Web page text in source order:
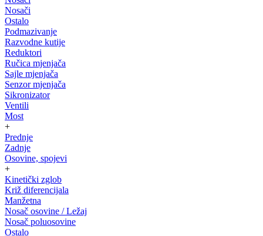
Nosači
Ostalo
Podmazivanje
Razvodne kutije
Reduktori
Ručica mjenjača
Sajle mjenjača
Senzor mjenjača
Sikronizator
Ventili
Most
+
Prednje
Zadnje
Osovine, spojevi
+
Kinetički zglob
Križ diferencijala
Manžetna
Nosač osovine / Ležaj
Nosač poluosovine
Ostalo